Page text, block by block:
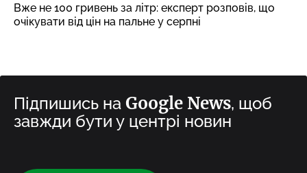
Вже не 100 гривень за літр: експерт розповів, що
очікувати від цін на пальне у серпні
Підпишись на Google News, щоб
завжди бути у центрі новин